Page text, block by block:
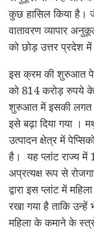
कुछ हासिल किया है।
वातावरण व्यापार
को छोड़ उत्तर प्रदेश
इस क्रम की शुरुआत
को 814 करोड़ रुपये के
शुरुआत में इसकी लगत
इसे बढ़ा दिया गया ।
उत्पादन क्षेत्र में
है। यह प्लांट राज्य में
अप्रत्यक्ष रूप से
द्वारा इस प्लांट में
रखा गया है ताकि
महिला के कमाने के